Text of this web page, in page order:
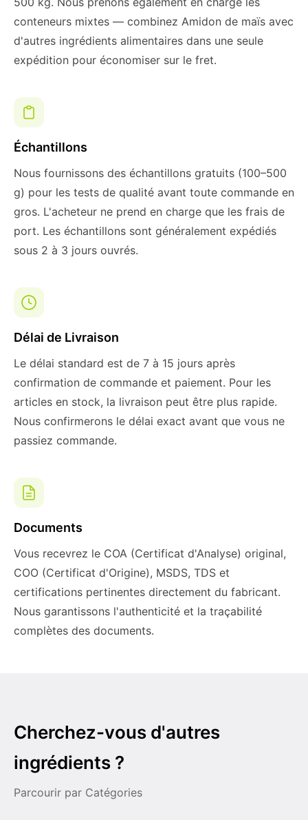
conteneurs mixtes — combinez Amidon de maïs avec
d'autres ingrédients alimentaires dans une seule
expédition pour économiser sur le fret.
Échantillons
Nous fournissons des échantillons gratuits (100–500
g) pour les tests de qualité avant toute commande en
gros. L'acheteur ne prend en charge que les frais de
port. Les échantillons sont généralement expédiés
sous 2 à 3 jours ouvrés.
Délai de Livraison
Le délai standard est de 7 à 15 jours après
confirmation de commande et paiement. Pour les
articles en stock, la livraison peut être plus rapide.
Nous confirmerons le délai exact avant que vous ne
passiez commande.
Documents
Vous recevrez le COA (Certificat d'Analyse) original,
COO (Certificat d'Origine), MSDS, TDS et
certifications pertinentes directement du fabricant.
Nous garantissons l'authenticité et la traçabilité
complètes des documents.
Cherchez-vous d'autres
ingrédients ?
Parcourir par Catégories